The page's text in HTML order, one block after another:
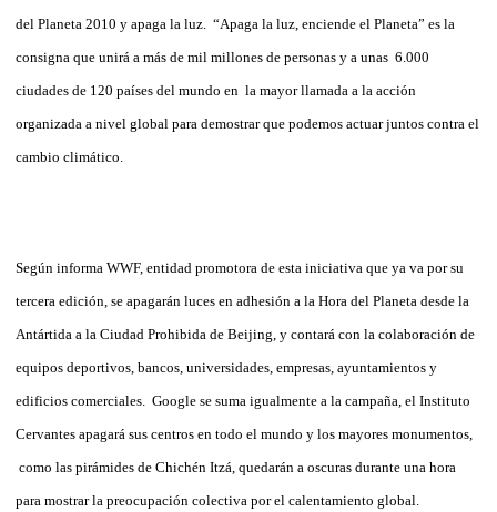
del Planeta 2010 y apaga la luz. “Apaga la luz, enciende el Planeta” es la
consigna que unirá a más de mil millones de personas y a unas 6.000
ciudades de 120 países del mundo en la mayor llamada a la acción
organizada a nivel global para demostrar que podemos actuar juntos contra el
cambio climático.
Según informa WWF, entidad promotora de esta iniciativa que ya va por su
tercera edición, se apagarán luces en adhesión a la Hora del Planeta desde la
Antártida a la Ciudad Prohibida de Beijing, y contará con la colaboración de
equipos deportivos, bancos, universidades, empresas, ayuntamientos y
edificios comerciales. Google se suma igualmente a la campaña, el Instituto
Cervantes apagará sus centros en todo el mundo y los mayores monumentos,
como las pirámides de Chichén Itzá, quedarán a oscuras durante una hora
para mostrar la preocupación colectiva por el calentamiento global.